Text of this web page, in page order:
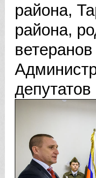
района,
района,